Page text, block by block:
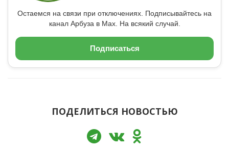
Остаемся на связи при отключениях. Подписывайтесь на
канал Арбуза в Max. На всякий случай.
Подписаться
ПОДЕЛИТЬСЯ НОВОСТЬЮ